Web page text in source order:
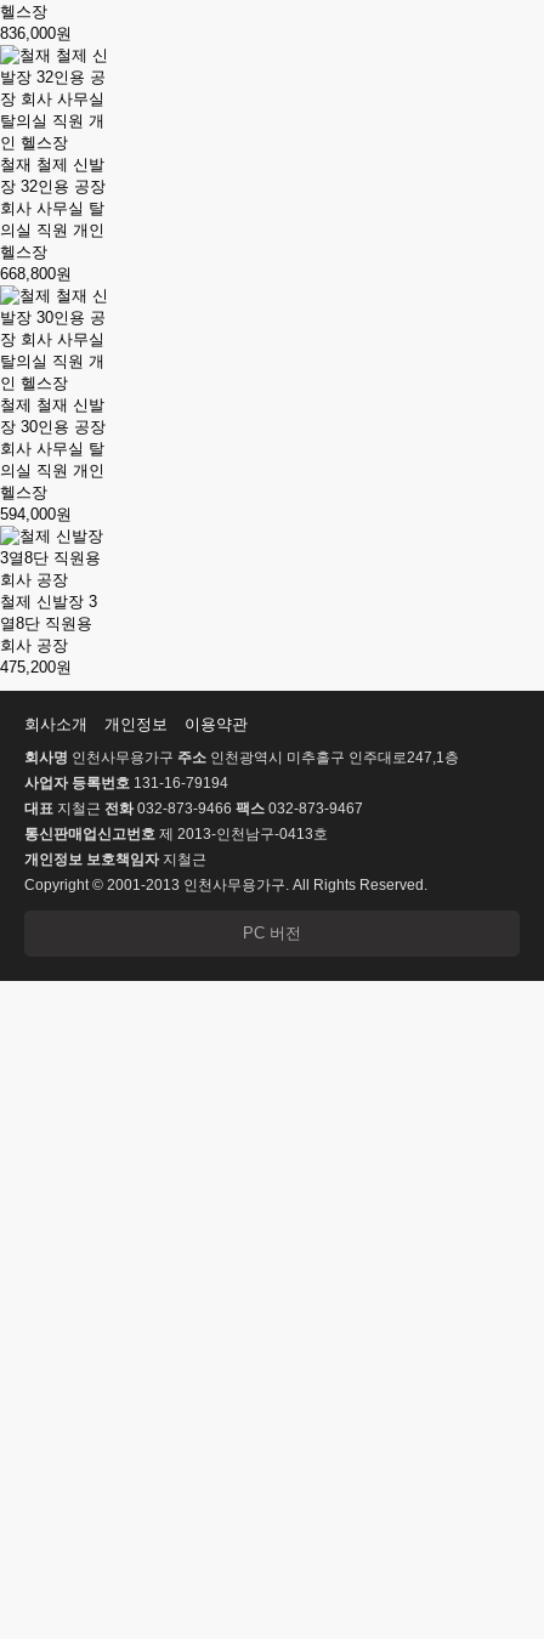
헬스장
836,000원
철재 철제 신발
장 32인용 공장
회사 사무실 탈
의실 직원 개인
헬스장
668,800원
철제 철재 신발
장 30인용 공장
회사 사무실 탈
의실 직원 개인
헬스장
594,000원
철제 신발장 3
열8단 직원용
회사 공장
475,200원
회사소개 개인정보 이용약관
회사명 인천사무용가구 주소 인천광역시 미추홀구 인주대로247,1층
사업자 등록번호 131-16-79194
대표 지철근 전화032-873-9466 팩스 032-873-9467
통신판매업신고번호 제 2013-인천남구-0413호
개인정보 보호책임자지철근
Copyright © 2001-2013 인천사무용가구. All Rights Reserved.
PC 버전